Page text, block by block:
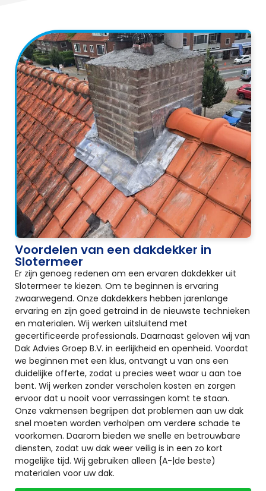
Voordelen van een dakdekker in
Slotermeer
Er zijn genoeg redenen om een ervaren dakdekker uit
Slotermeer te kiezen. Om te beginnen is ervaring
zwaarwegend. Onze dakdekkers hebben jarenlange
ervaring en zijn goed getraind in de nieuwste technieken
en materialen. Wij werken uitsluitend met
gecertificeerde professionals. Daarnaast geloven wij van
Dak Advies Groep B.V. in eerlijkheid en openheid. Voordat
we beginnen met een klus, ontvangt u van ons een
duidelijke offerte, zodat u precies weet waar u aan toe
bent. Wij werken zonder verscholen kosten en zorgen
ervoor dat u nooit voor verrassingen komt te staan.
Onze vakmensen begrijpen dat problemen aan uw dak
snel moeten worden verholpen om verdere schade te
voorkomen. Daarom bieden we snelle en betrouwbare
diensten, zodat uw dak weer veilig is in een zo kort
mogelijke tijd. Wij gebruiken alleen {A-|de beste)
materialen voor uw dak.